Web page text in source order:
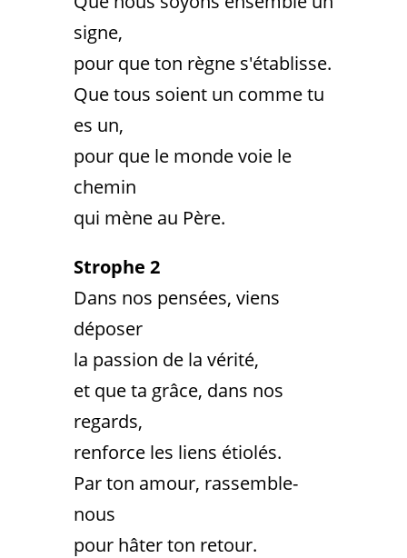
signe,
pour que ton règne s'établisse.
Que tous soient un comme tu
es un,
pour que le monde voie le
chemin
qui mène au Père.
Strophe 2
Dans nos pensées, viens
déposer
la passion de la vérité,
et que ta grâce, dans nos
regards,
renforce les liens étiolés.
Par ton amour, rassemble-
nous
pour hâter ton retour.